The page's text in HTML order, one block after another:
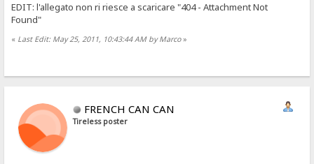
EDIT: l'allegato non ri riesce a scaricare "404 - Attachment Not
Found"
« Last Edit: May 25, 2011, 10:43:44 AM by Marco»
FRENCH CAN CAN
Tireless poster